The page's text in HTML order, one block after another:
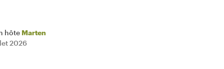
hôte Marten
2026